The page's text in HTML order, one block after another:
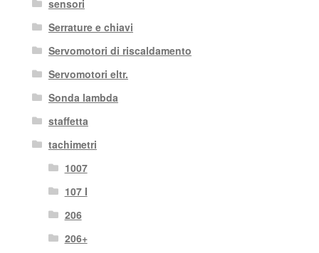
sensori
Serrature e chiavi
Servomotori di riscaldamento
Servomotori eltr.
Sonda lambda
staffetta
tachimetri
1007
107 I
206
206+